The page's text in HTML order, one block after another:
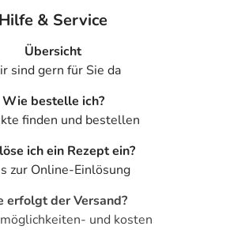
Hilfe & Service
Übersicht
sind gern für Sie da
Wie bestelle ich?
finden und bestellen
ich ein Rezept ein?
zur Online-Einlösung
erfolgt der Versand?
und kosten